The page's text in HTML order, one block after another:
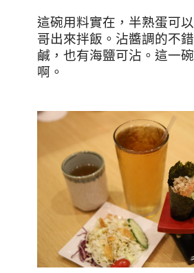
這碗用料實在，半熟蛋可
哥出來拌飯。沾醬調的不
鹹，也有海鹽可沾。這一
啊。